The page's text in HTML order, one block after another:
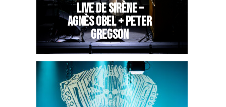
LIVE DE SIRÈNE –
AGNÈS OBEL + PETER
GREGSON